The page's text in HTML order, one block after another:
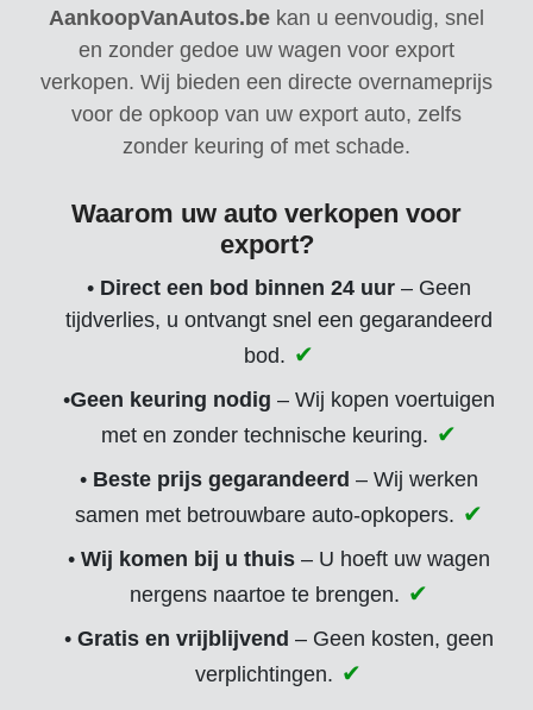
AankoopVanAutos.be kan u eenvoudig, snel
en zonder gedoe uw wagen voor export
verkopen. Wij bieden een directe overnameprijs
voor de opkoop van uw export auto, zelfs
zonder keuring of met schade.
Waarom uw auto verkopen voor
export?
• Direct een bod binnen 24 uur– Geen
tijdverlies, u ontvangt snel een gegarandeerd
bod.
•Geen keuring nodig – Wij kopen voertuigen
met en zonder technische keuring.
• Beste prijs gegarandeerd – Wij werken
samen met betrouwbare auto-opkopers.
• Wij komen bij u thuis– U hoeft uw wagen
nergens naartoe te brengen.
• Gratis en vrijblijvend – Geen kosten, geen
verplichtingen.